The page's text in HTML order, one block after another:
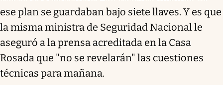
ese plan se guardaban bajo siete llaves. Y es que
la misma ministra de Seguridad Nacional le
aseguró a la prensa acreditada en la Casa
Rosada que "no se revelarán" las cuestiones
técnicas para mañana.